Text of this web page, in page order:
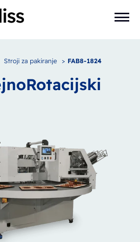
Stroji za pakiranje > FAB8-1824
Rotacijski